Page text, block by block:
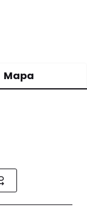
Mapa